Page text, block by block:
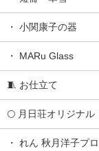
・ 小関康子の器
・ MARu Glass
🧵 お仕立て
🌕 月日荘オリジナル
・ れん 秋月洋子プ